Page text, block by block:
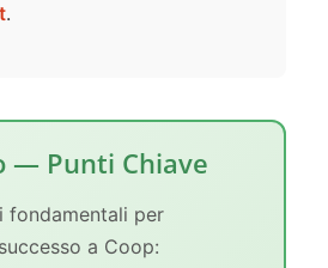
.
— Punti Chiave
fondamentali per
a Coop: